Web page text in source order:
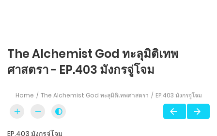
The Alchemist God ทะลุมิติเทพ
ศาสตรา - EP.403 มังกรจู่โจม
Home The Alchemist God ทะลุมิติเทพศาสตรา EP.403 มังกรจู่โจม
EP.403 มังกรจู่โจม